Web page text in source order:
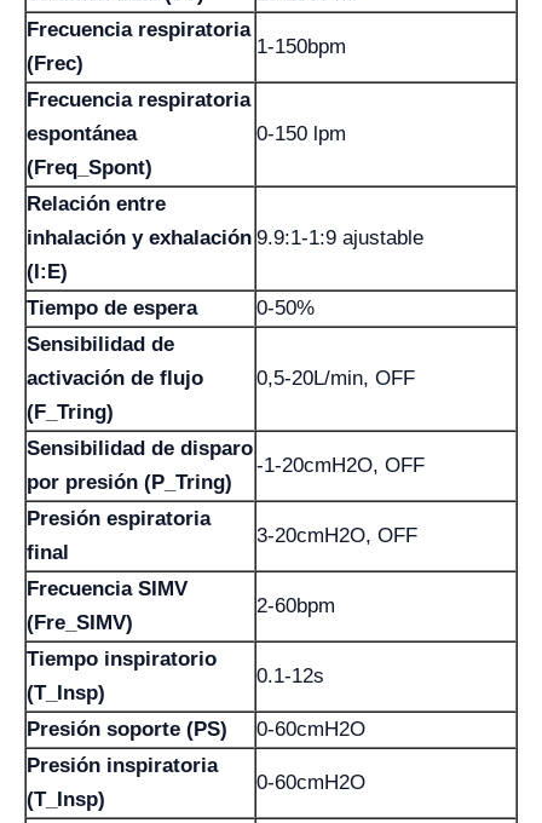
Frecuencia respiratoria
(Frec)
1-150bpm
Frecuencia respiratoria
espontánea
(Freq_Spont)
0-150 lpm
Relación entre
inhalación y exhalación
(I:E)
9.9:1-1:9 ajustable
Tiempo de espera
0-50%
Sensibilidad de
activación de flujo
(F_Tring)
0,5-20L/min, OFF
Sensibilidad de disparo
por presión (P_Tring)
-1-20cmH2O, OFF
Presión espiratoria
final
3-20cmH2O, OFF
Frecuencia SIMV
(Fre_SIMV)
2-60bpm
Tiempo inspiratorio
(T_Insp)
0.1-12s
Presión soporte (PS)
0-60cmH2O
Presión inspiratoria
(T_Insp)
0-60cmH2O